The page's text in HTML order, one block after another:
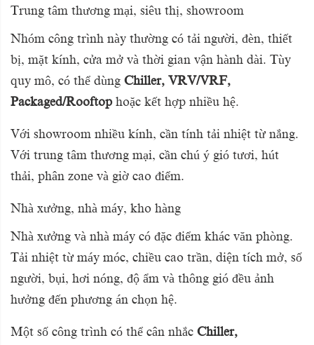
Trung tâm thương mại, siêu thị, showroom
Nhóm công trình này thường có tải người, đèn, thiết
bị, mặt kính, cửa mở và thời gian vận hành dài. Tùy
quy mô, có thể dùng Chiller, VRV/VRF,
Packaged/Rooftophoặc kết hợp nhiều hệ.
Với showroom nhiều kính, cần tính tải nhiệt từ nắng.
Với trung tâm thương mại, cần chú ý gió tươi, hút
thải, phân zone và giờ cao điểm.
Nhà xưởng, nhà máy, kho hàng
Nhà xưởng và nhà máy có đặc điểm khác văn phòng.
Tải nhiệt từ máy móc, chiều cao trần, diện tích mở, số
người, bụi, hơi nóng, độ ẩm và thông gió đều ảnh
hưởng đến phương án chọn hệ.
Một số công trình có thể cân nhắc Chiller,